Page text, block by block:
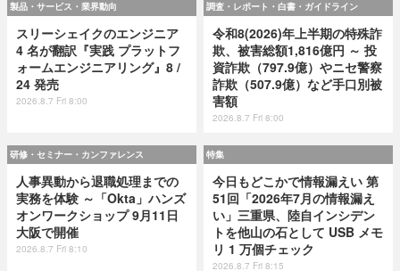
製品・サービス・業界動向
スリーシェイクのエンジニア
4 名が翻訳『実践 プラットフ
ォームエンジニアリング』8 /
24 発売
2026.8.7 Fri 8:00
調査・レポート・白書・ガイドライン
令和8(2026)年上半期の特殊詐
欺、被害総額1,816億円 ～ 投
資詐欺（797.9億）やニセ警察
詐欺（507.9億）など手口別被
害額
2026.8.7 Fri 8:00
研修・セミナー・カンファレンス
人事異動から退職処理までの
実務を体験 ～「Okta」ハンズ
オンワークショップ 9月11日
大阪で開催
2026.8.7 Fri 8:10
特集
今日もどこかで情報漏えい 第
51回「2026年7月の情報漏え
い」三重県、陸自インシデン
トを他山の石として USB メモ
リ 1 万個チェック
2026.8.7 Fri 8:15